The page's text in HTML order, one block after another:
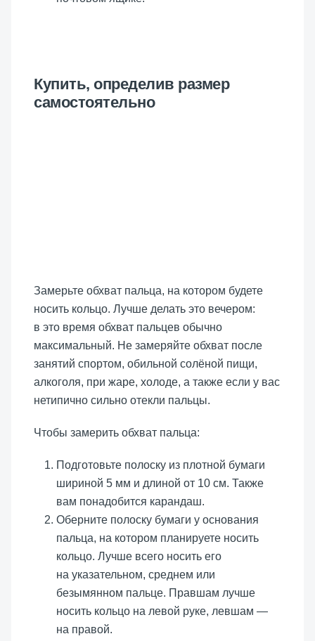
Купить, определив размер
самостоятельно
Замерьте обхват пальца, на котором будете
носить кольцо. Лучше делать это вечером:
в это время обхват пальцев обычно
максимальный. Не замеряйте обхват после
занятий спортом, обильной солёной пищи,
алкоголя, при жаре, холоде, а также если у вас
нетипично сильно отекли пальцы.
Чтобы замерить обхват пальца:
Подготовьте полоску из плотной бумаги
шириной 5 мм и длиной от 10 см. Также
вам понадобится карандаш.
Оберните полоску бумаги у основания
пальца, на котором планируете носить
кольцо. Лучше всего носить его
на указательном, среднем или
безымянном пальце. Правшам лучше
носить кольцо на левой руке, левшам —
на правой.